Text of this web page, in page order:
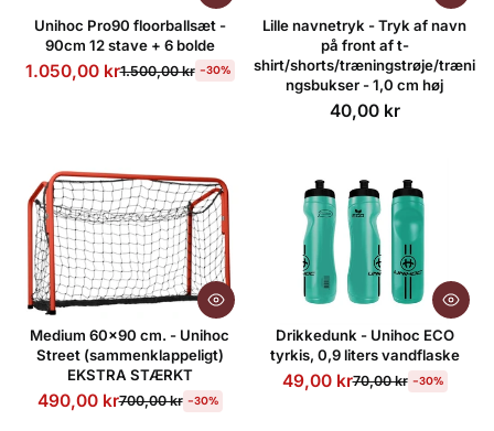
Pris, lav til høj
Pris, høj til lav
Dato, nyere til ældre
Unihoc Pro90 floorballsæt -
90cm 12 stave + 6 bolde
1.050,00 kr1.500,00 kr -30%
Lille navnetryk - Tryk af navn
på front af t-
shirt/shorts/træningstrøje/træni
ngsbukser - 1,0 cm høj
40,00 kr
Medium 60x90 cm. - Unihoc
Street (sammenklappeligt)
EKSTRA STÆRKT
490,00 kr700,00 kr -30%
Drikkedunk - Unihoc ECO
tyrkis, 0,9 liters vandflaske
49,00 kr70,00 kr -30%